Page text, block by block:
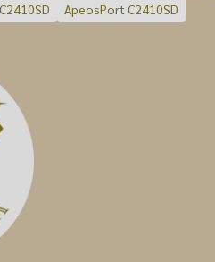
ApeosPort C2410SD